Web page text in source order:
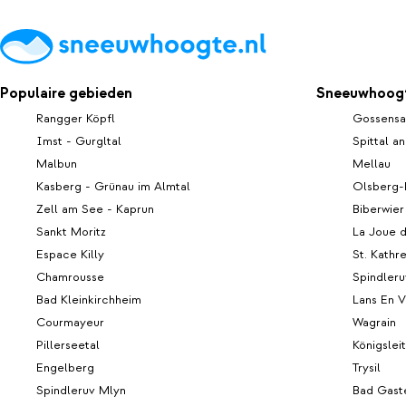
een mooie
Populaire gebieden
Rangger Köpfl
Imst - Gurgltal
Malbun
Kasberg - Grünau im Almtal
Zell am See - Kaprun
Sankt Moritz
Espace Killy
Chamrousse
Bad Kleinkirchheim
Courmayeur
Pillerseetal
Engelberg
Spindleruv Mlyn
Spittal
Mellau
Olsberg-
Biberwier
La Joue
St.
Lans En
Wagrain
Trysil
Bad